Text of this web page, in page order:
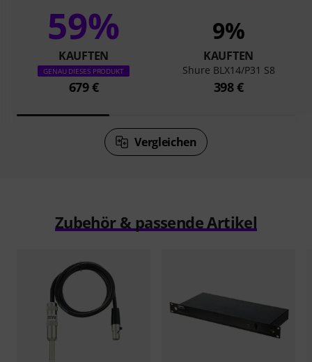
59%
KAUFTEN
GENAU DIESES PRODUKT
679 €
9%
KAUFTEN
Shure BLX14/P31 S8
398 €
Vergleichen
Zubehör & passende Artikel